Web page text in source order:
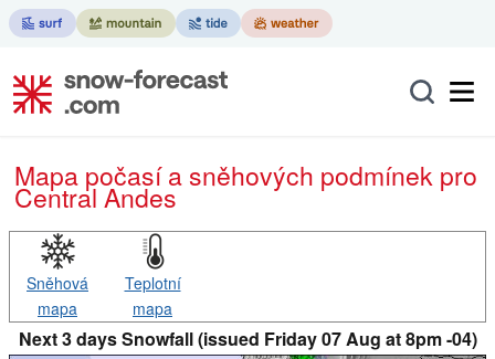
Mapa počasí a sněhových podmínek pro
Central Andes
Sněhová
mapa
Teplotní
mapa
Next 3 days Snowfall (issued Friday 07 Aug at 8pm -04)